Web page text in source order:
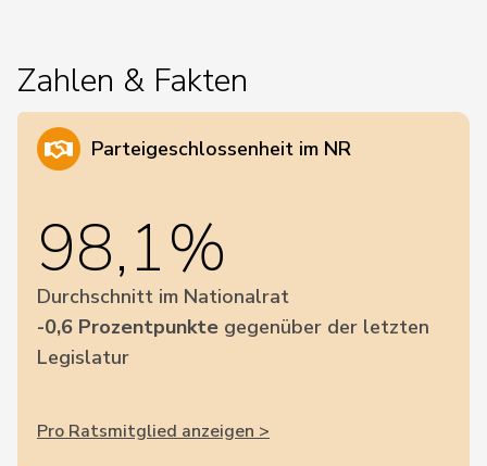
Zahlen & Fakten
Parteigeschlossenheit im NR
98,1%
Durchschnitt im Nationalrat
-0,6 Prozentpunkte gegenüber der letzten
Legislatur
Pro Ratsmitglied anzeigen >